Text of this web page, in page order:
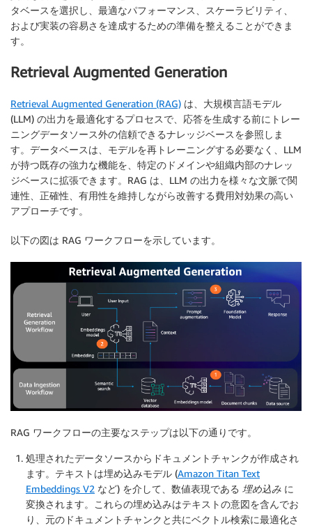
タベースを選択し、最適なパフォーマンス、スケーラビリティ、
および実装の容易さを達成するための準備を整えることができま
す。
Retrieval Augmented Generation
Retrieval Augmented Generation (RAG) は、大規模言語モデル
(LLM) の出力を最適化するプロセスで、応答を生成する前にトレー
ニングデータソース外の信頼できるナレッジベースを参照しま
す。データベースは、モデルを再トレーニングする必要なく、LLM
が持つ既存の強力な機能を、特定のドメインや組織内部のナレッ
ジベースに拡張できます。RAG は、LLM の出力を様々な文脈で関
連性、正確性、有用性を維持しながら改善する費用対効果の高い
アプローチです。
以下の図は RAG ワークフローを示しています。
RAG ワークフローの主要なステップは以下の通りです。
処理されたデータソースからドキュメントチャンクが作成され
ます。テキストは埋め込みモデル (Amazon Titan Text
Embeddings V2 など) を介して、数値表現である 埋め込み に
変換されます。これらの埋め込みはテキストの意図を含んでお
り、元のドキュメントチャンクと共にベクトル検索に最適化さ